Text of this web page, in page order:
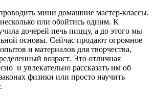
мини домашние мастер-классы.
или обойтись одним. К
дочерей печь пиццу, а до этого мы
основы. Сейчас продают огромное
и материалов для творчества,
возраст. Это отличная
и увлекательно рассказать им об
физики или просто научить